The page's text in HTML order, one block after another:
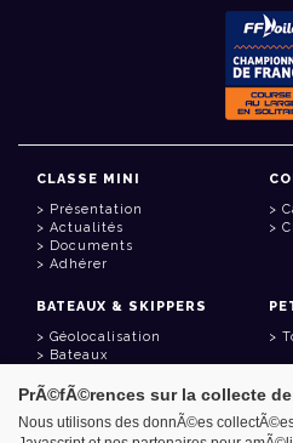
CLASSE MINI
Présentation
Actualités
Documents
Adhérer
BATEAUX & SKIPPERS
Géolocalisation
Bateaux
LIENS UTILES
PrÃ©fÃ©rences sur la collecte
Nous utilisons des donnÃ©es